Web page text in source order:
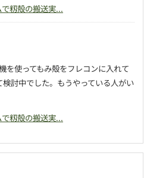
籾殻の搬送実...
を使ってもみ殻をフレコンに入れて
討中でした。もうやっている人がい
籾殻の搬送実...